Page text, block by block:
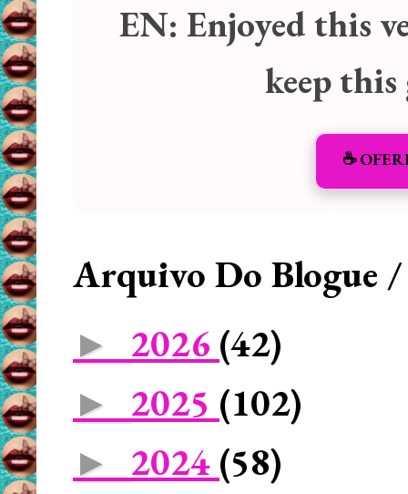
EN: Enjoyed this
keep
☕️
Arquivo Do Blogue
► 2026 (42)
► 2025 (102)
► 2024 (58)